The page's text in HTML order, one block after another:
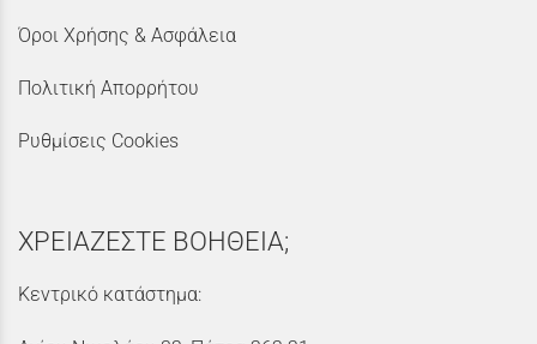
Όροι Χρήσης & Ασφάλεια
Πολιτική Απορρήτου
Ρυθμίσεις Cookies
ΧΡΕΙΑΖΕΣΤΕ ΒΟΗΘΕΙΑ;
Κεντρικό κατάστημα: